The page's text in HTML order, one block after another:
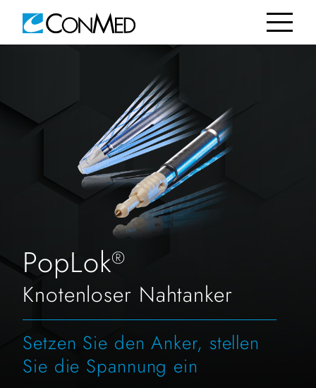
PopLok®
Knotenloser Nahtanker
Setzen Sie den Anker, stellen
Sie die Spannung ein